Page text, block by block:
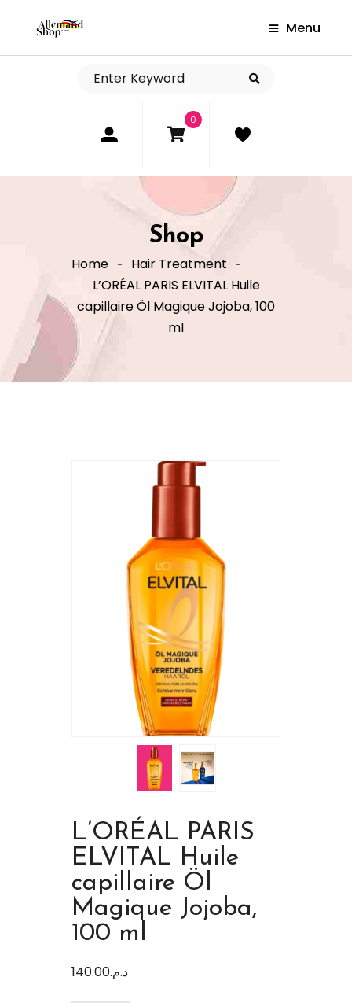
Menu
0
Shop
Home
Hair Treatment
L’ORÉAL PARIS ELVITAL Huile
capillaire Öl Magique Jojoba, 100
ml
L’ORÉAL PARIS
ELVITAL Huile
capillaire Öl
Magique Jojoba,
100 ml
د.م.140.00